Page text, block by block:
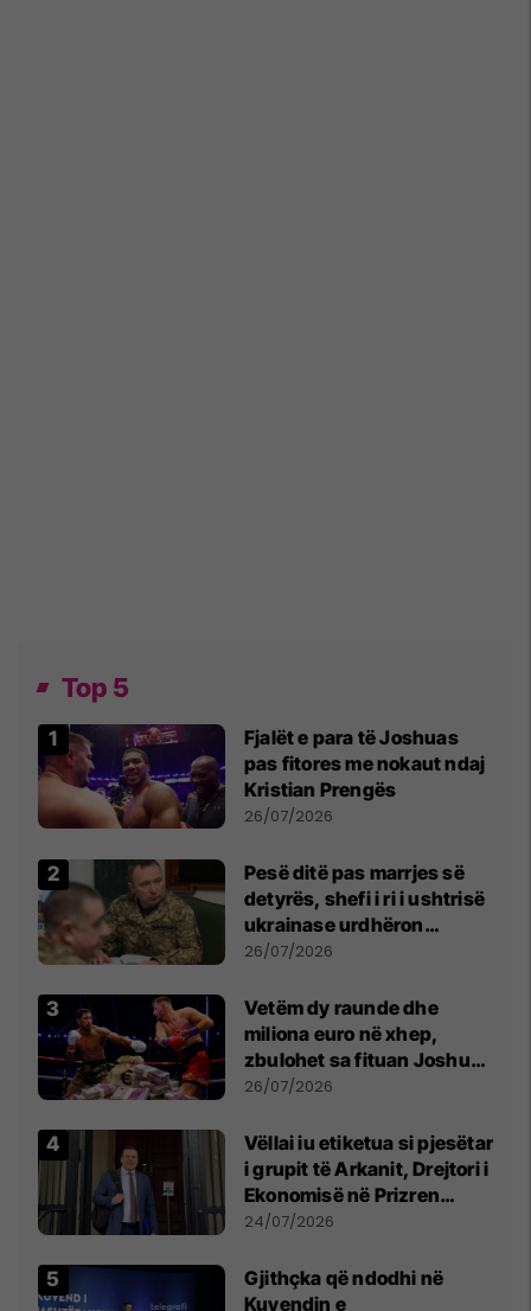
Top 5
Fjalët e para të Joshuas
pas fitores me nokaut ndaj
Kristian Prengës
26/07/2026
Pesë ditë pas marrjes së
detyrës, shefi i ri i ushtrisë
ukrainase urdhëron
kontroll të madh
26/07/2026
Vetëm dy raunde dhe
miliona euro në xhep,
zbulohet sa fituan Joshua
e Prenga
26/07/2026
Vëllai iu etiketua si pjesëtar
i grupit të Arkanit, Drejtori i
Ekonomisë në Prizren
mohon pretendimet
24/07/2026
Gjithçka që ndodhi në
Kuvendin e